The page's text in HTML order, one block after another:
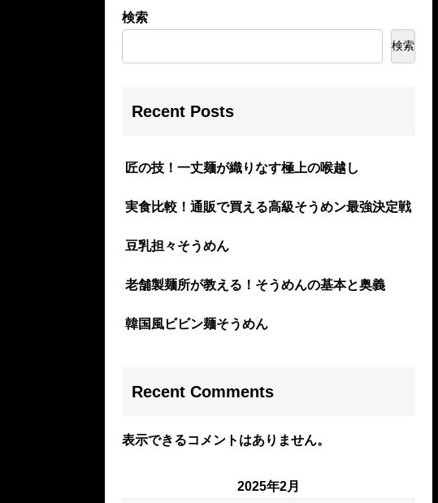
検索
検索
Recent Posts
匠の技！一丈麺が織りなす極上の喉越し
実食比較！通販で買える高級そうめン最強決定戦
豆乳担々そうめん
老舗製麺所が教える！そうめんの基本と奥義
韓国風ビビン麺そうめん
Recent Comments
表示できるコメントはありません。
2025年2月